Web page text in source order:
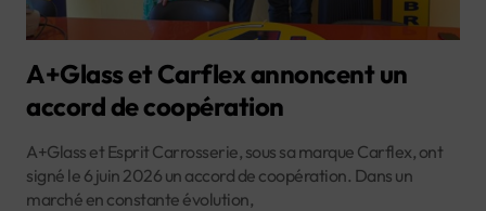
A+Glass et Carflex annoncent un
accord de coopération
A+Glass et Esprit Carrosserie, sous sa marque Carflex, ont
signé le 6 juin 2026 un accord de coopération. Dans un
marché en constante évolution,